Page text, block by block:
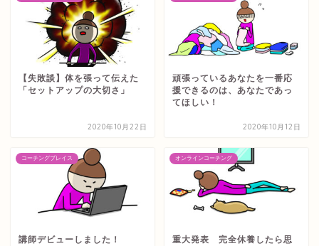
【失敗談】体を張って伝えた
「セットアップの大切さ」
2020年10月22日
頑張っているあなたを一番応
援できるのは、あなたであっ
てほしい！
2020年10月12日
コーチングプレイス
講師デビューしました！
オンラインコーチング
重大発表 完全休養したら思